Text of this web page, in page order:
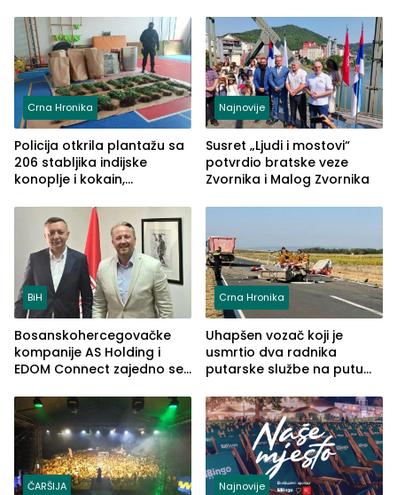
Crna Hronika
Policija otkrila plantažu sa
206 stabljika indijske
konoplje i kokain,
(FOTO)
Najnovije
Susret „Ljudi i mostovi“
potvrdio bratske veze
Zvornika i Malog Zvornika
BiH
Bosanskohercegovačke
kompanije AS Holding i
EDOM Connect zajedno se
Crna Hronika
Uhapšen vozač koji je
usmrtio dva radnika
putarske službe na putu
(FOTO)
ČARŠIJA Najnovije